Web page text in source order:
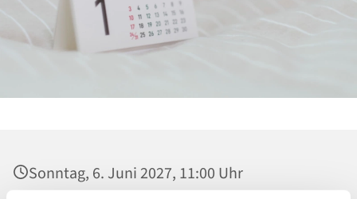
Sonntag, 6. Juni 2027, 11:00 Uhr